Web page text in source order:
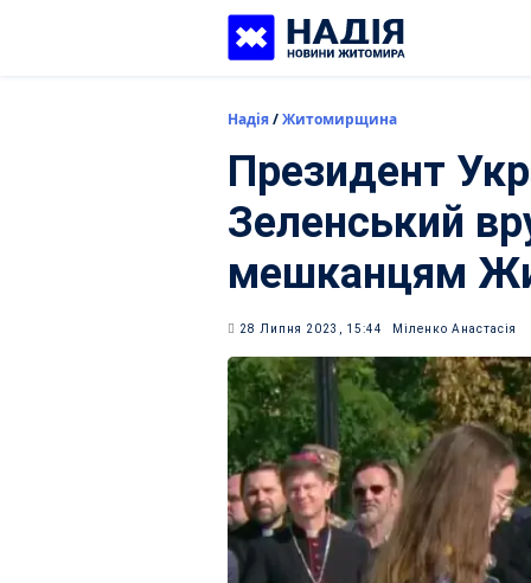
Надія/Житомирщина
Президент
Зеленський
мешканцям
28 Липня 2023, 15:44 Міленко Анастасія